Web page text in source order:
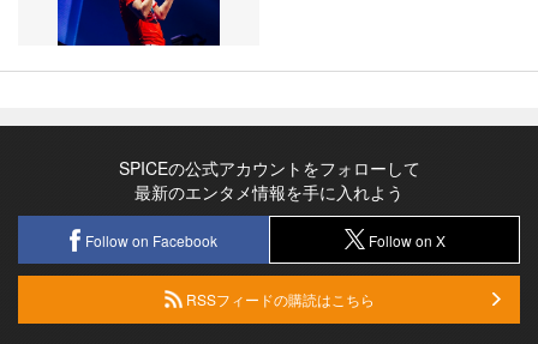
SPICEの公式アカウントをフォローして
最新のエンタメ情報を手に入れよう
Follow on Facebook Follow on X
RSSフィードの購読はこちら